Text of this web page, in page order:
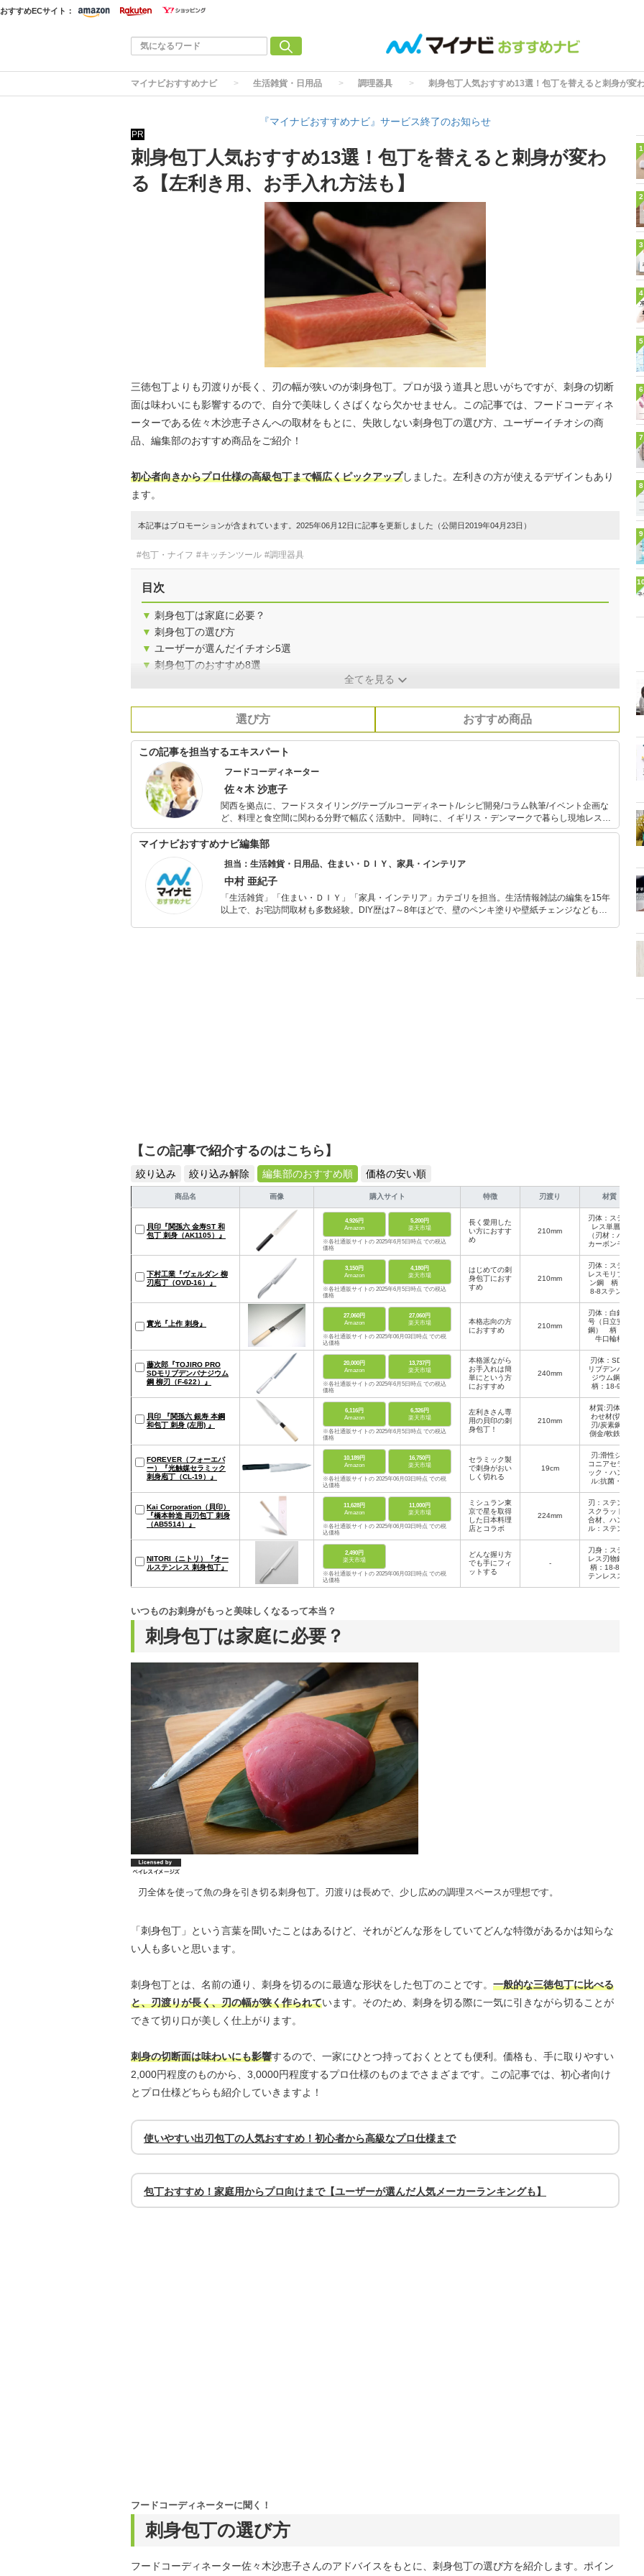
おすすめECサイト：
マイナビおすすめナビ 生活雑貨・日用品 調理器具 刺身包丁人気おすすめ13選！包丁を替えると刺身が変
『マイナビおすすめナビ』サービス終了のお知らせ
PR
刺身包丁人気おすすめ13選！包丁を替えると刺身が変わ
る【左利き用、お手入れ方法も】
三徳包丁よりも刃渡りが長く、刃の幅が狭いのが刺身包丁。プロが扱う道具と思いがちですが、刺身の切断
面は味わいにも影響するので、自分で美味しくさばくなら欠かせません。この記事では、フードコーディネ
ーターである佐々木沙恵子さんへの取材をもとに、失敗しない刺身包丁の選び方、ユーザーイチオシの商
品、編集部のおすすめ商品をご紹介！
初心者向きからプロ仕様の高級包丁まで幅広くピックアップしました。左利きの方が使えるデザインもあり
ます。
本記事はプロモーションが含まれています。2025年06月12日に記事を更新しました（公開日2019年04月23日）
#包丁・ナイフ #キッチンツール #調理器具
目次
▼ 刺身包丁は家庭に必要？
▼ 刺身包丁の選び方
▼ ユーザーが選んだイチオシ5選
▼ 刺身包丁のおすすめ8選
全てを見る
選び方 おすすめ商品
この記事を担当するエキスパート
フードコーディネーター
佐々木 沙恵子
関西を拠点に、フードスタイリング/テーブルコーディネート/レシピ開発/コラム執筆/イベント企画な
ど、料理と食空間に関わる分野で幅広く活動中。 同時に、イギリス・デンマークで暮らし現地レスト
ランの厨房で働いた経験を活かし、自宅で外国人向け料理教室を運営。
マイナビおすすめナビ編集部
担当：生活雑貨・日用品、住まい・ＤＩＹ、家具・インテリア
中村 亜紀子
「生活雑貨」「住まい・ＤＩＹ」「家具・インテリア」カテゴリを担当。生活情報雑誌の編集を15年
以上で、お宅訪問取材も多数経験。DIY歴は7～8年ほどで、壁のペンキ塗りや壁紙チェンジなどもチ
【この記事で紹介するのはこちら】
絞り込み 絞り込み解除 編集部のおすすめ順 価格の安い順
商品名 画像 購入サイト 特徴 刃渡り 材質
貝印『関孫六 金寿ST 和
包丁 刺身（AK1105）』
4,926円
Amazon
5,200円
楽天市場
※各社通販サイトの 2025年6月5日時点 での税込
価格
長く愛用した
い方におすす
め
210mm
刃体：ステン
レス単層材
（刃材：ハイ
カーボンモリ
レス刃物鋼）
口金：ナイ
ロン（耐熱温
度90度）
柄：積層強化
木
下村工業『ヴェルダン 柳
刃庖丁（OVD-16）』
3,150円
Amazon
4,180円
楽天市場
※各社通販サイトの 2025年6月5日時点 での税込
価格
はじめての刺
身包丁におす
すめ
210mm
刃体：ステン
レスモリブデ
ン鋼 柄：1
8-8ステンレ
實光『上作 刺身』
27,060円
Amazon
27,060円
楽天市場
※各社通販サイトの 2025年06月03日時点 での税
込価格
本格志向の方
におすすめ
210mm
刃体：白鋼二
号（日立安来
鋼） 柄：水
牛口輪柄
藤次郎『TOJIRO PRO
SDモリブデンバナジウム
鋼 柳刃（F-622）』
20,000円
Amazon
13,737円
楽天市場
※各社通販サイトの 2025年6月5日時点 での税込
価格
本格派ながら
お手入れは簡
単にという方
におすすめ
240mm
刃体：SDモ
リブデンバナ
ジウム鋼
柄：18-9ス
貝印 『関孫六 銀寿 本鋼
和包丁 刺身 (左用) 』
6,116円
Amazon
6,326円
楽天市場
※各社通販サイトの 2025年6月5日時点 での税込
価格
左利きさん専
用の貝印の刺
身包丁！
210mm
材質:刃体/あ
わせ材(切り
刃/炭素鋼・
側金/軟鉄)、
ン、柄/天然
木(朴)
FOREVER（フォーエバ
ー）『光触媒セラミック
刺身庖丁（CL-19）』
10,189円
Amazon
16,750円
楽天市場
※各社通販サイトの 2025年06月03日時点 での税
込価格
セラミック製
で刺身がおい
しく切れる
19cm
刃:滑性ジル
コニアセラミ
ック・ハンド
ル:抗菌・耐
Kai Corporation（貝印）
『橋本幹造 両刃包丁 刺身
（AB5514）』
11,628円
Amazon
11,000円
楽天市場
※各社通販サイトの 2025年06月03日時点 での税
込価格
ミシュラン東
京で星を取得
した日本料理
店とコラボ
224mm
刃：ステンレ
スクラッド複
合材、ハンド
ル：ステンレ
NITORI（ニトリ）『オー
ルステンレス 刺身包丁』
2,490円
楽天市場
※各社通販サイトの 2025年06月03日時点 での税
込価格
どんな握り方
でも手にフィ
ットする
-
刀身：ステン
レス刃物鋼、
柄：18-8 ス
テンレススチ
刺身包丁は家庭に必要？
いつものお刺身がもっと美味しくなるって本当？
刃全体を使って魚の身を引き切る刺身包丁。刃渡りは長めで、少し広めの調理スペースが理想です。
「刺身包丁」という言葉を聞いたことはあるけど、それがどんな形をしていてどんな特徴があるかは知らな
い人も多いと思います。
刺身包丁とは、名前の通り、刺身を切るのに最適な形状をした包丁のことです。 一般的な三徳包丁に比べる
と、刃渡りが長く、刃の幅が狭く作られています。そのため、刺身を切る際に一気に引きながら切ることが
できて切り口が美しく仕上がります。
刺身の切断面は味わいにも影響するので、一家にひとつ持っておくととても便利。価格も、手に取りやすい
2,000円程度のものから、3,0000円程度するプロ仕様のものまでさまざまです。この記事では、初心者向け
とプロ仕様どちらも紹介していきますよ！
使いやすい出刃包丁の人気おすすめ！初心者から高級なプロ仕様まで
包丁おすすめ！家庭用からプロ向けまで【ユーザーが選んだ人気メーカーランキングも】
刺身包丁の選び方
フードコーディネーターに聞く！
フードコーディネーター佐々木沙恵子さんのアドバイスをもとに、刺身包丁の選び方を紹介します。ポイン
1
2
3
4
5
6
7
8
9